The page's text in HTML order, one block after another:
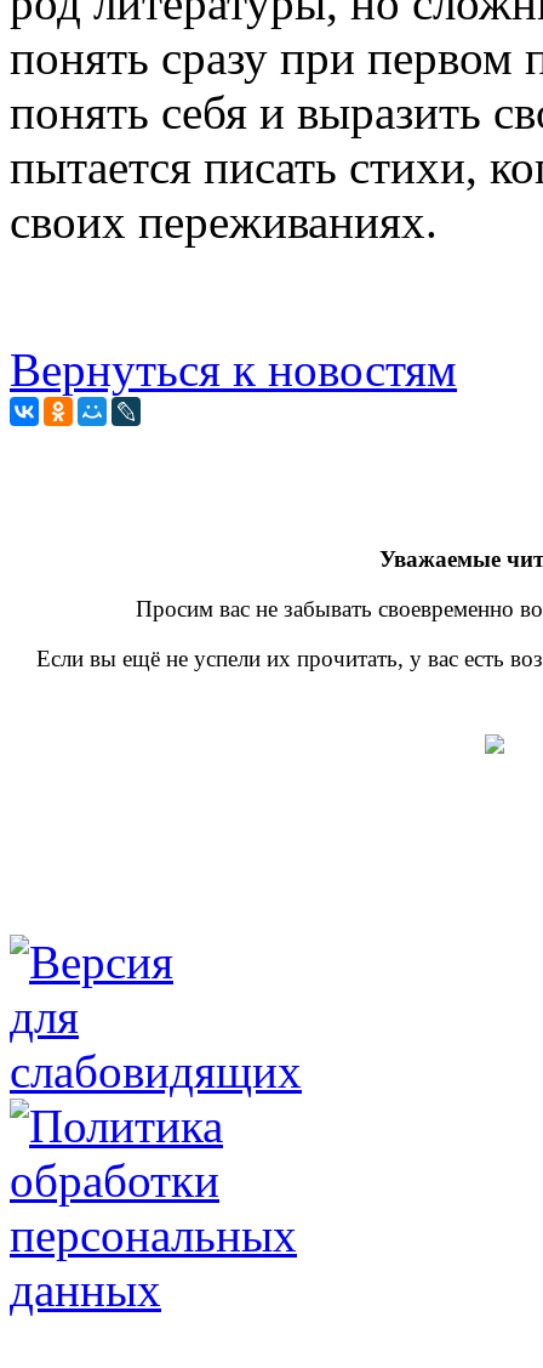
понять сразу при первом
понять себя и выразить
пытается писать стихи,
своих переживаниях.
Вернуться к новостям
Уважаемые
Просим вас не забывать своевременно
Если вы ещё не успели их прочитать, у вас есть